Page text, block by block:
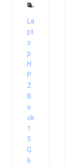
La
pt
o
p
H
P
Z
B
o
ok
1
5
G
6